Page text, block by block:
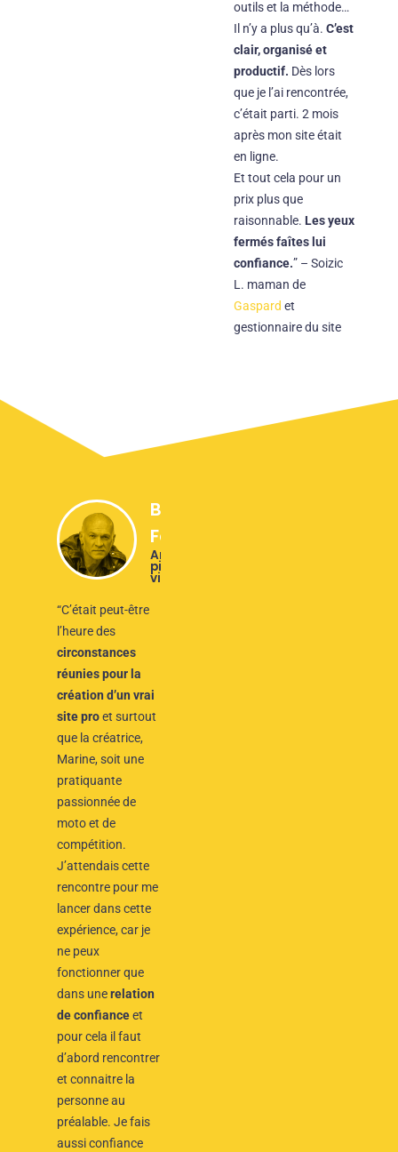
outils et la méthode…
Il n’y a plus qu’à.C’est
clair, organisé et
productif. Dès lors
que je l’ai rencontrée,
c’était parti. 2 mois
après mon site était
en ligne.
Et tout cela pour un
prix plus que
raisonnable. Les yeux
fermés faîtes lui
confiance.” – Soizic
L. maman de
Gaspard et
gestionnaire du site
Bernard
Fau
Ancien
pilote et
vidéaste
“C’était peut-être
l’heure des
circonstances
réunies pour la
création d’un vrai
site proet surtout
que la créatrice,
Marine, soit une
pratiquante
passionnée de
moto et de
compétition.
J’attendais cette
rencontre pour me
lancer dans cette
expérience, car je
ne peux
fonctionner que
dans unerelation
de confianceet
pour cela il faut
d’abord rencontrer
et connaitre la
personne au
préalable. Je fais
aussi confiance